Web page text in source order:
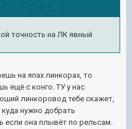
точность на ЛК явный
на япах линкорах, то
ещё с конго. ТУ у нас
линкоровод тебе скажет,
нужно добрать
если она плывёт по рельсам.